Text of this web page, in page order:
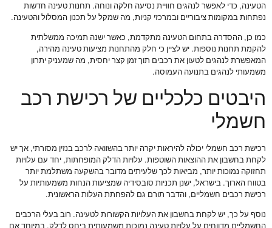
הטעינה, כדי לאפשר לנהגים חוויית נסיעה חלקה ונוחה. תחנות טעינה חדשות
נפתחות במקומות ציבוריים ובמרכזי קניות, מה שמקל על תכנון המסלול והטעינה.
כמו כן, ההסדרה בתחום הטעינה מתקדמת, כאשר ישנה תמיכה ממשלתית
להקמת תחנות נוספות. יש לציין כי חלק מהתחנות מציעות טעינה מהירה,
המאפשרת לנהגים לטעון את רכבים תוך זמן קצר יחסית, מה שמעניק יתרון
משמעותי לנהגים בתנועה העמוסה.
היבטים כלכליים של רכישת רכב
חשמלי
רכישת רכב חשמלי יכולה להיראות יקרה יותר בהשוואה לרכב בנזין מסורתי, אך יש
לקחת בחשבון את ההוצאות השוטפות. עלויות הדלק המופחתות, יחד עם עלויות
תחזוקה נמוכות יותר, מביאות לכך שלעיתים מדובר בהשקעה משתלמת יותר
בטווח הארוך. בישראל, ישנן תכניות סובסידיה שמציעות הנחות משמעותיות על
רכישת רכבים חשמליים, והדבר תורם גם להפחתת העלות הראשונית.
נוסף על כך, יש לקחת בחשבון את העלויות הקשורות לטעינה. רוב בעלי הרכבים